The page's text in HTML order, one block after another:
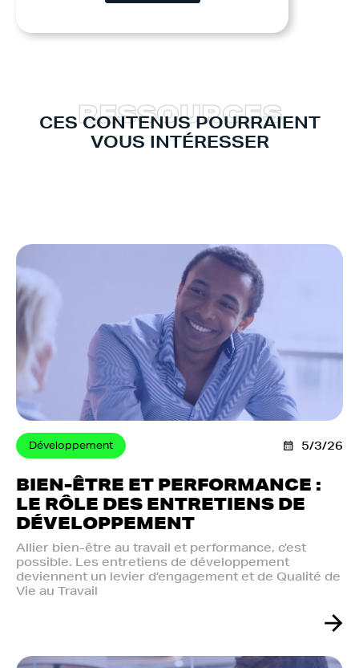
CES CONTENUS POURRAIENT
VOUS INTÉRESSER
RESSOURCES
Développement 5/3/26
BIEN-ÊTRE ET PERFORMANCE :
LE RÔLE DES ENTRETIENS DE
DÉVELOPPEMENT
Allier bien-être au travail et performance, c’est
possible. Les entretiens de développement
deviennent un levier d’engagement et de Qualité de
Vie au Travail